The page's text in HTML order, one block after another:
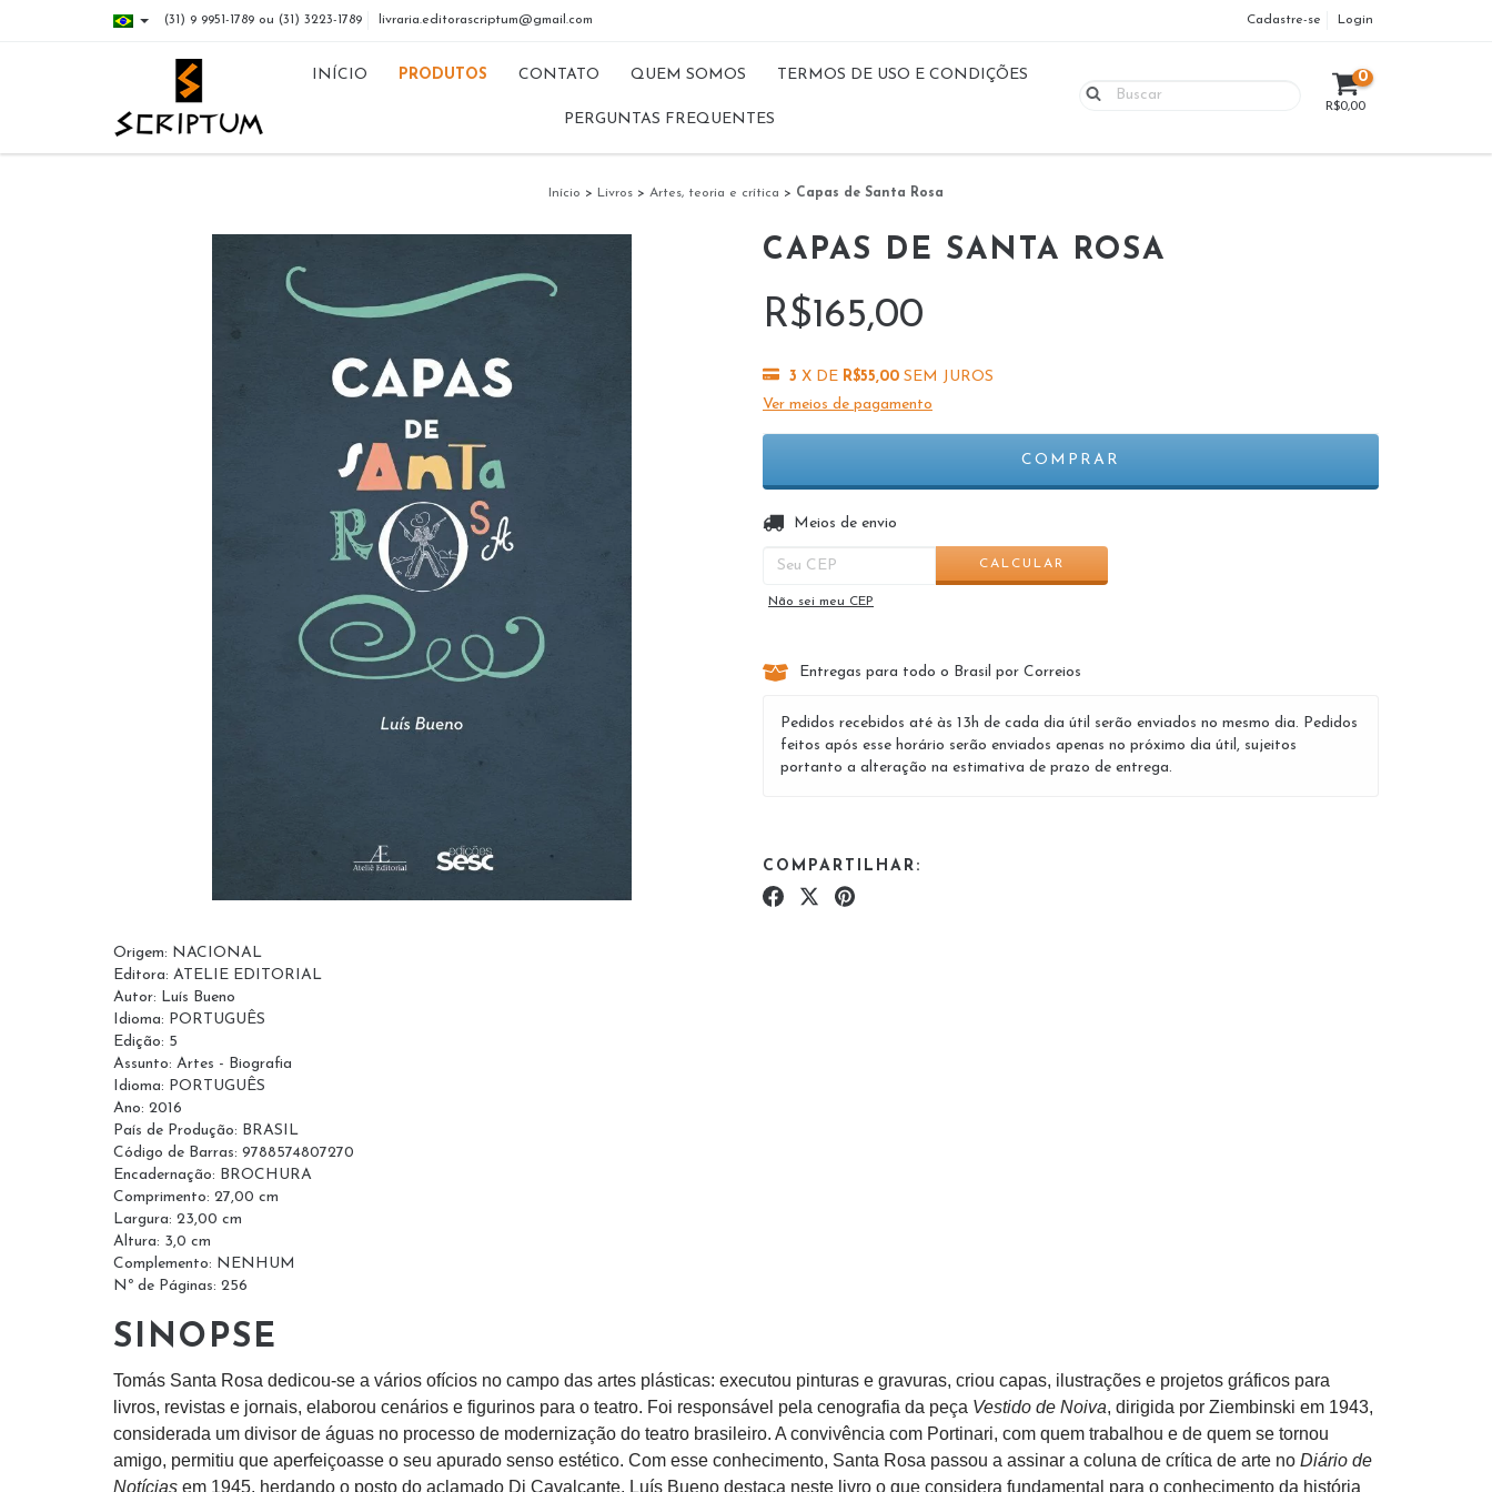
(31) 9 9951-1789 ou (31) 3223-1789 livraria.editorascriptum@gmail.com Cadastre-se Login
INÍCIO PRODUTOS CONTATO QUEM SOMOS TERMOS DE USO E CONDIÇÕES
PERGUNTAS FREQUENTES
0
R$0,00
Início > Livros > Artes, teoria e crítica > Capas de Santa Rosa
CAPAS DE SANTA ROSA
R$165,00
3 X DE R$55,00 SEM JUROS
Ver meios de pagamento
Entregas para o CEP:
Meios de envio
CALCULAR
Não sei meu CEP
Entregas para todo o Brasil por Correios
Pedidos recebidos até às 13h de cada dia útil serão enviados no mesmo dia. Pedidos
feitos após esse horário serão enviados apenas no próximo dia útil, sujeitos
portanto a alteração na estimativa de prazo de entrega.
COMPARTILHAR:
Origem: NACIONAL
Editora: ATELIE EDITORIAL
Autor: Luís Bueno
Idioma: PORTUGUÊS
Edição: 5
Assunto: Artes - Biografia
Idioma: PORTUGUÊS
Ano: 2016
País de Produção: BRASIL
Código de Barras: 9788574807270
Encadernação: BROCHURA
Comprimento: 27,00 cm
Largura: 23,00 cm
Altura: 3,0 cm
Complemento: NENHUM
Nº de Páginas: 256
SINOPSE
Tomás Santa Rosa dedicou-se a vários ofícios no campo das artes plásticas: executou pinturas e gravuras, criou capas, ilustrações e projetos gráficos para
livros, revistas e jornais, elaborou cenários e figurinos para o teatro. Foi responsável pela cenografia da peça Vestido de Noiva, dirigida por Ziembinski em 1943,
considerada um divisor de águas no processo de modernização do teatro brasileiro. A convivência com Portinari, com quem trabalhou e de quem se tornou
amigo, permitiu que aperfeiçoasse o seu apurado senso estético. Com esse conhecimento, Santa Rosa passou a assinar a coluna de crítica de arte no Diário de
Notícias em 1945, herdando o posto do aclamado Di Cavalcante. Luís Bueno destaca neste livro o que considera fundamental para o conhecimento da história